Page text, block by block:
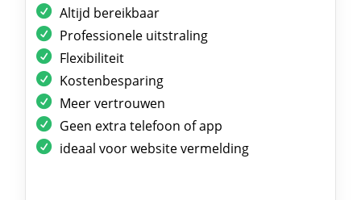
Altijd bereikbaar
Professionele uitstraling
Flexibiliteit
Kostenbesparing
Meer vertrouwen
Geen extra telefoon of app
ideaal voor website vermelding